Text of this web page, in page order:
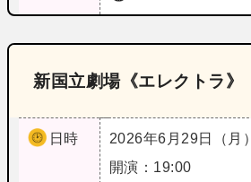
新国立劇場《エレクトラ》
日時
2026年6月29日（月）
開演：19:00